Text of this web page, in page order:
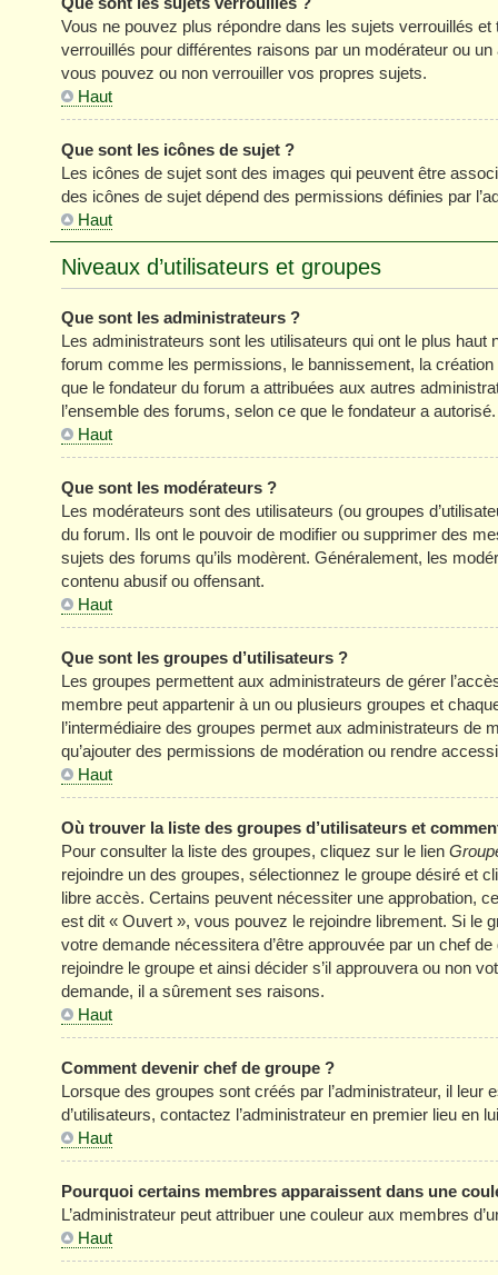
Vous ne pouvez plus répondre dans les sujets verrouillés
verrouillés pour différentes raisons par un modérateur ou
vous pouvez ou non verrouiller vos propres sujets.
Haut
Que sont les icônes de sujet ?
Les icônes de sujet sont des images qui peuvent être
des icônes de sujet dépend des permissions définies par
Haut
Niveaux d’utilisateurs et groupes
Que sont les administrateurs ?
Les administrateurs sont les utilisateurs qui ont le plus
forum comme les permissions, le bannissement, la
que le fondateur du forum a attribuées aux autres
l’ensemble des forums, selon ce que le fondateur a autorisé.
Haut
Que sont les modérateurs ?
Les modérateurs sont des utilisateurs (ou groupes
du forum. Ils ont le pouvoir de modifier ou supprimer des
sujets des forums qu’ils modèrent. Généralement, les
contenu abusif ou offensant.
Haut
Que sont les groupes d’utilisateurs ?
Les groupes permettent aux administrateurs de gérer
membre peut appartenir à un ou plusieurs groupes et
l’intermédiaire des groupes permet aux administrateurs
qu’ajouter des permissions de modération ou rendre
Haut
Où trouver la liste des groupes d’utilisateurs et
Pour consulter la liste des groupes, cliquez sur le lien
rejoindre un des groupes, sélectionnez le groupe désiré et
libre accès. Certains peuvent nécessiter une approbation,
est dit « Ouvert », vous pouvez le rejoindre librement. Si le
votre demande nécessitera d’être approuvée par un chef
rejoindre le groupe et ainsi décider s’il approuvera ou non
demande, il a sûrement ses raisons.
Haut
Comment devenir chef de groupe ?
Lorsque des groupes sont créés par l’administrateur, il
d’utilisateurs, contactez l’administrateur en premier lieu en
Haut
Pourquoi certains membres apparaissent dans une
L’administrateur peut attribuer une couleur aux membres
Haut